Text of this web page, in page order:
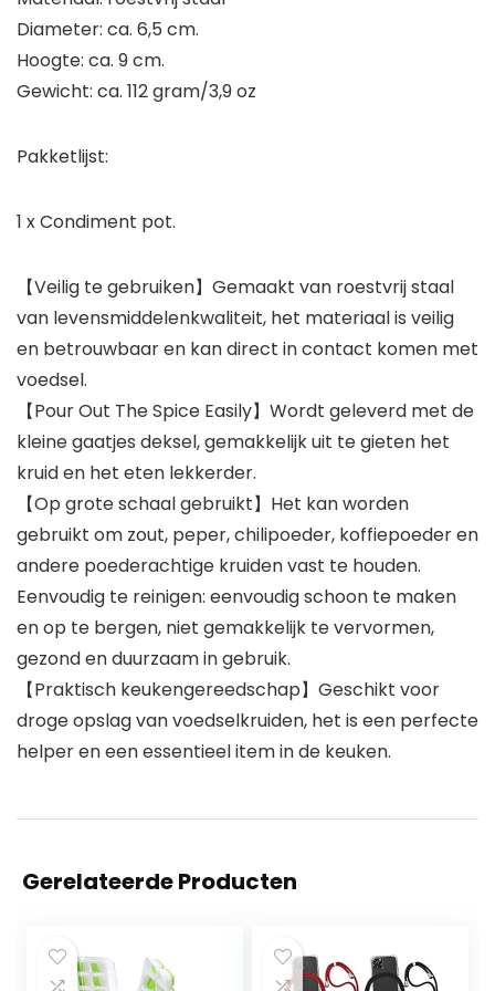
Diameter: ca. 6,5 cm.
Hoogte: ca. 9 cm.
Gewicht: ca. 112 gram/3,9 oz
Pakketlijst:
1 x Condiment pot.
【Veilig te gebruiken】Gemaakt van roestvrij staal
van levensmiddelenkwaliteit, het materiaal is veilig
en betrouwbaar en kan direct in contact komen met
voedsel.
【Pour Out The Spice Easily】Wordt geleverd met de
kleine gaatjes deksel, gemakkelijk uit te gieten het
kruid en het eten lekkerder.
【Op grote schaal gebruikt】Het kan worden
gebruikt om zout, peper, chilipoeder, koffiepoeder en
andere poederachtige kruiden vast te houden.
Eenvoudig te reinigen: eenvoudig schoon te maken
en op te bergen, niet gemakkelijk te vervormen,
gezond en duurzaam in gebruik.
【Praktisch keukengereedschap】Geschikt voor
droge opslag van voedselkruiden, het is een perfecte
helper en een essentieel item in de keuken.
Gerelateerde Producten